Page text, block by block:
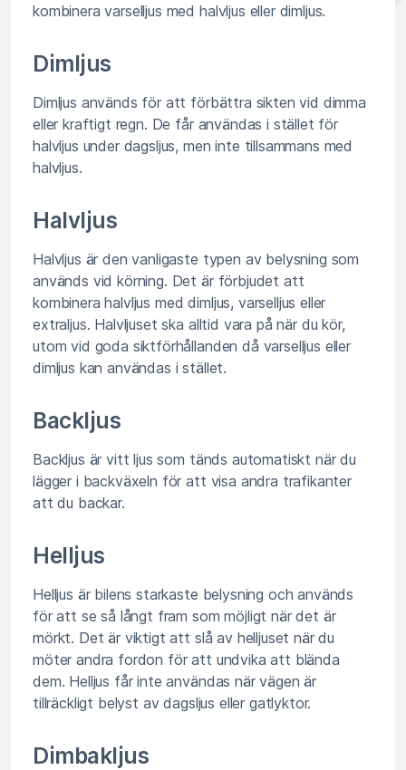
kombinera varselljus med halvljus eller dimljus.
Dimljus
Dimljus används för att förbättra sikten vid dimma
eller kraftigt regn. De får användas i stället för
halvljus under dagsljus, men inte tillsammans med
halvljus.
Halvljus
Halvljus är den vanligaste typen av belysning som
används vid körning. Det är förbjudet att
kombinera halvljus med dimljus, varselljus eller
extraljus. Halvljuset ska alltid vara på när du kör,
utom vid goda siktförhållanden då varselljus eller
dimljus kan användas i stället.
Backljus
Backljus är vitt ljus som tänds automatiskt när du
lägger i backväxeln för att visa andra trafikanter
att du backar.
Helljus
Helljus är bilens starkaste belysning och används
för att se så långt fram som möjligt när det är
mörkt. Det är viktigt att slå av helljuset när du
möter andra fordon för att undvika att blända
dem. Helljus får inte användas när vägen är
tillräckligt belyst av dagsljus eller gatlyktor.
Dimbakljus